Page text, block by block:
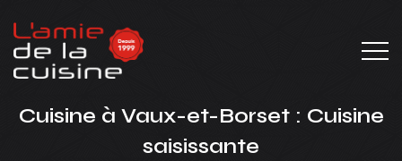
Cuisine à Vaux-et-Borset : Cuisine
saisissante